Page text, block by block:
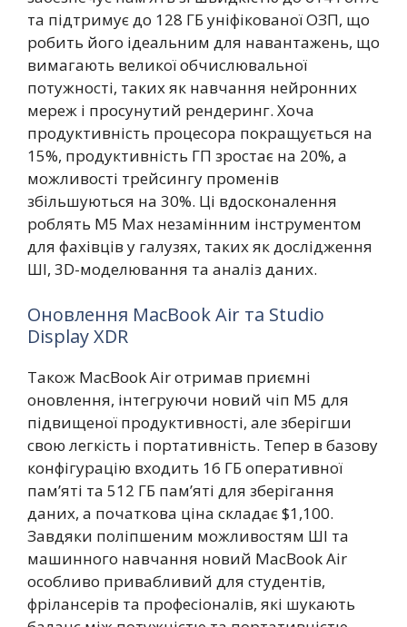
та підтримує до 128 ГБ уніфікованої ОЗП, що
робить його ідеальним для навантажень, що
вимагають великої обчислювальної
потужності, таких як навчання нейронних
мереж і просунутий рендеринг. Хоча
продуктивність процесора покращується на
15%, продуктивність ГП зростає на 20%, а
можливості трейсингу променів
збільшуються на 30%. Ці вдосконалення
роблять M5 Max незамінним інструментом
для фахівців у галузях, таких як дослідження
ШІ, 3D-моделювання та аналіз даних.
Оновлення MacBook Air та Studio
Display XDR
Також MacBook Air отримав приємні
оновлення, інтегруючи новий чіп M5 для
підвищеної продуктивності, але зберігши
свою легкість і портативність. Тепер в базову
конфігурацію входить 16 ГБ оперативної
пам’яті та 512 ГБ пам’яті для зберігання
даних, а початкова ціна складає $1,100.
Завдяки поліпшеним можливостям ШІ та
машинного навчання новий MacBook Air
особливо привабливий для студентів,
фрілансерів та професіоналів, які шукають